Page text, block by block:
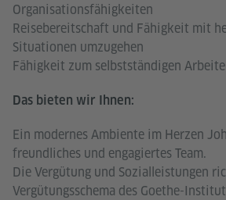
Organisationsfähigkeiten
Reisebereitschaft und Fähigkeit mit
Situationen umzugehen
Fähigkeit zum selbstständigen
Das bieten wir Ihnen:
Ein modernes Ambiente im Herzen
freundliches und engagiertes Team.
Die Vergütung und Sozialleistungen
Vergütungsschema des Goethe-